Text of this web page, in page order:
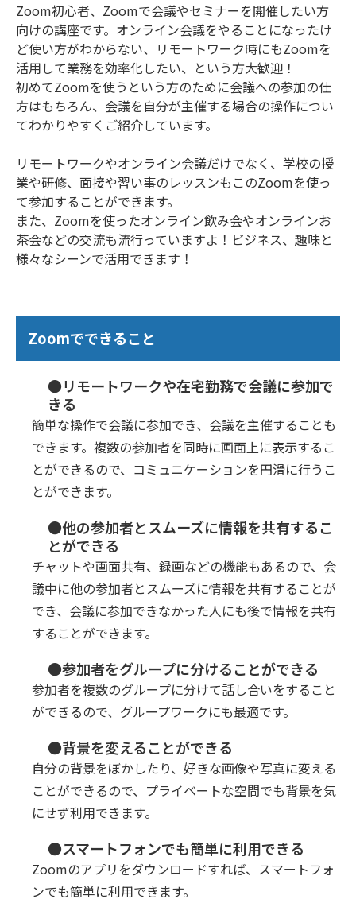
Zoom初心者、Zoomで会議やセミナーを開催したい方
向けの講座です。オンライン会議をやることになったけ
ど使い方がわからない、リモートワーク時にもZoomを
活用して業務を効率化したい、という方大歓迎！
初めてZoomを使うという方のために会議への参加の仕
方はもちろん、会議を自分が主催する場合の操作につい
てわかりやすくご紹介しています。
リモートワークやオンライン会議だけでなく、学校の授
業や研修、面接や習い事のレッスンもこのZoomを使っ
て参加することができます。
また、Zoomを使ったオンライン飲み会やオンラインお
茶会などの交流も流行っていますよ！ビジネス、趣味と
様々なシーンで活用できます！
Zoomでできること
●リモートワークや在宅勤務で会議に参加で
きる
簡単な操作で会議に参加でき、会議を主催することも
できます。複数の参加者を同時に画面上に表示するこ
とができるので、コミュニケーションを円滑に行うこ
とができます。
●他の参加者とスムーズに情報を共有するこ
とができる
チャットや画面共有、録画などの機能もあるので、会
議中に他の参加者とスムーズに情報を共有することが
でき、会議に参加できなかった人にも後で情報を共有
することができます。
●参加者をグループに分けることができる
参加者を複数のグループに分けて話し合いをすること
ができるので、グループワークにも最適です。
●背景を変えることができる
自分の背景をぼかしたり、好きな画像や写真に変える
ことができるので、プライベートな空間でも背景を気
にせず利用できます。
●スマートフォンでも簡単に利用できる
Zoomのアプリをダウンロードすれば、スマートフォ
ンでも簡単に利用できます。